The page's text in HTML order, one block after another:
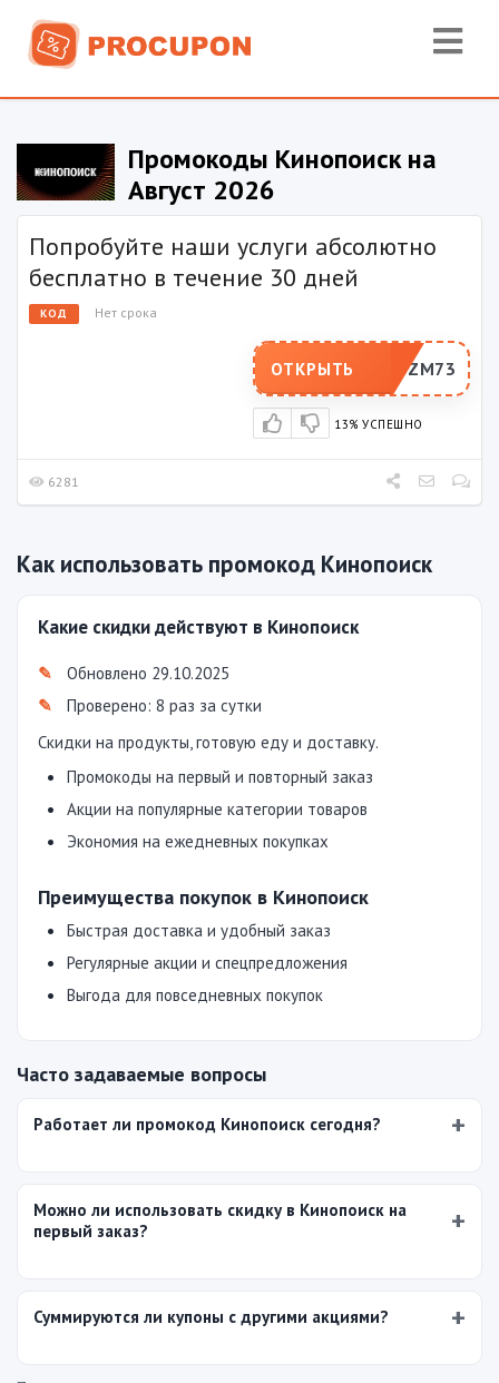
Промокоды Кинопоиск на
Август 2026
Попробуйте наши услуги абсолютно
бесплатно в течение 30 дней
КОД Нет срока
6SRBZM73
ОТКРЫТЬ
13% УСПЕШНО
6281
Как использовать промокод Кинопоиск
Какие скидки действуют в Кинопоиск
Обновлено 29.10.2025
Проверено: 8 раз за сутки
Скидки на продукты, готовую еду и доставку.
Промокоды на первый и повторный заказ
Акции на популярные категории товаров
Экономия на ежедневных покупках
Преимущества покупок в Кинопоиск
Быстрая доставка и удобный заказ
Регулярные акции и спецпредложения
Выгода для повседневных покупок
Часто задаваемые вопросы
Работает ли промокод Кинопоиск сегодня?
Можно ли использовать скидку в Кинопоиск на
первый заказ?
Суммируются ли купоны с другими акциями?